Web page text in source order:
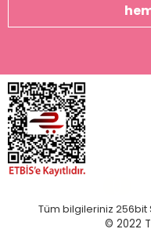
Tüm bilgileriniz 256bit
© 2022